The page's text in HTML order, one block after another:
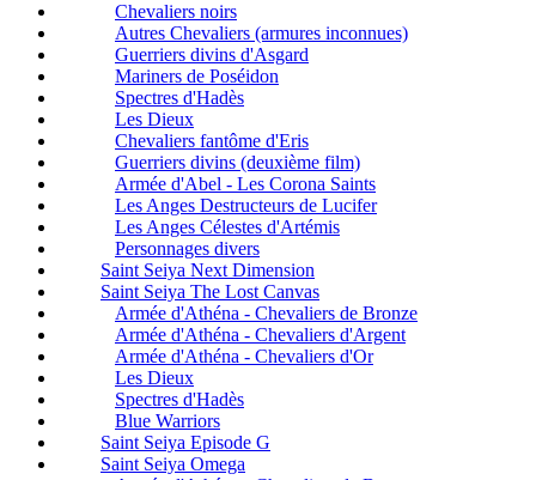
Chevaliers noirs
Autres Chevaliers (armures inconnues)
Guerriers divins d'Asgard
Mariners de Poséidon
Spectres d'Hadès
Les Dieux
Chevaliers fantôme d'Eris
Guerriers divins (deuxième film)
Armée d'Abel - Les Corona Saints
Les Anges Destructeurs de Lucifer
Les Anges Célestes d'Artémis
Personnages divers
Saint Seiya Next Dimension
Saint Seiya The Lost Canvas
Armée d'Athéna - Chevaliers de Bronze
Armée d'Athéna - Chevaliers d'Argent
Armée d'Athéna - Chevaliers d'Or
Les Dieux
Spectres d'Hadès
Blue Warriors
Saint Seiya Episode G
Saint Seiya Omega